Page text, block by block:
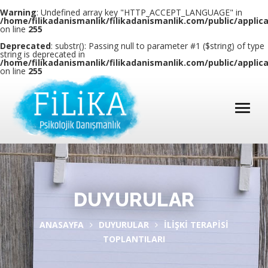
Warning: Undefined array key "HTTP_ACCEPT_LANGUAGE" in
/home/filikadanismanlik/filikadanismanlik.com/public/
on line 255
Deprecated: substr(): Passing null to parameter #1 ($string) of type
string is deprecated in
/home/filikadanismanlik/filikadanismanlik.com/public/
on line 255
DUYURULAR
ANASAYFA DUYURULAR
İLIŞKI TERAPISI
TOPLANTILARI